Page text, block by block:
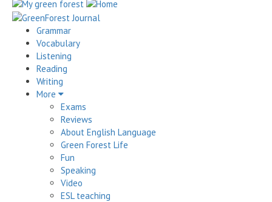
Grammar
Vocabulary
Listening
Reading
Writing
More
Exams
Reviews
About English Language
Green Forest Life
Fun
Speaking
Video
ESL teaching